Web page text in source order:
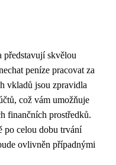
představují skvělou
peníze pracovat za
vkladů jsou zpravidla
což vám umožňuje
finančních prostředků.
po celou dobu trvání
ovlivněn případnými